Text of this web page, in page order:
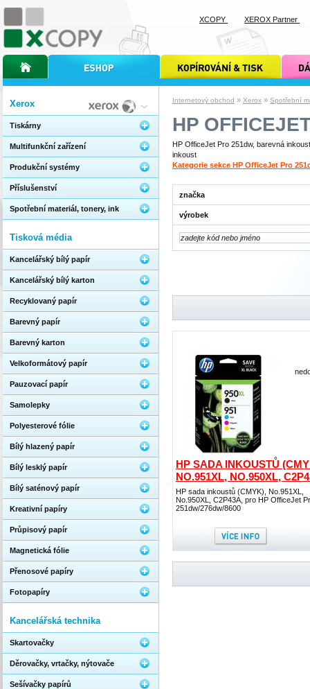
Internetový obchod » Xerox » Spotřební
HP
HP OfficeJet Pro 251dw, barevná
inkoust
Kategorie sekce HP OfficeJet Pro
značka
výrobek
HP SADA INKOUSTŮ
NO.951XL, NO.950XL,
HP sada inkoustů (CMYK), No.951XL,
No.950XL, C2P43A, pro HP OfficeJet
251dw/276dw/8600
Xerox
Tiskárny
Multifunkční zařízení
Produkční systémy
Příslušenství
Spotřební materiál, tonery, ink
Tisková média
Kancelářský bílý papír
Kancelářský bílý karton
Recyklovaný papír
Barevný papír
Barevný karton
Velkoformátový papír
Pauzovací papír
Samolepky
Polyesterové fólie
Bílý hlazený papír
Bílý lesklý papír
Bílý saténový papír
Kreativní papíry
Průpisový papír
Magnetická fólie
Přenosové papíry
Fotopapíry
Kancelářská technika
Skartovačky
Děrovačky, vrtačky, nýtovače
Sešívačky papírů
úvodní stránka xcopyinternetový obchod xcopy kopírování a tisk xcopy dárkové
XCOPY XEROX Partner